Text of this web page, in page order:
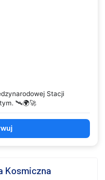
Stacji
🛰️🌍🚀
Kosmiczna